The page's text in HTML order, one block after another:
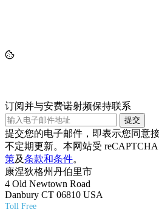
订阅并与安费诺射频保持联系
提交
提交您的电子邮件，即表示您同意
不定期更新。本网站受 reCAPTCHA
策及条款和条件。
康涅狄格州丹伯里市
4 Old Newtown Road
Danbury CT 06810 USA
Toll Free